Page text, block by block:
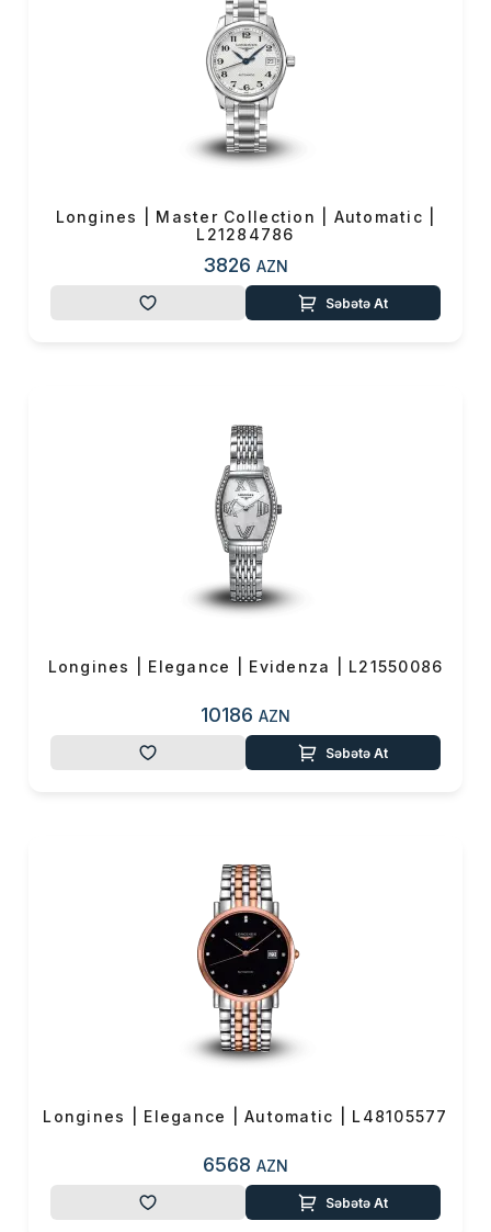
Longines | Master Collection | Automatic |
L21284786
3826 AZN
Səbətə At
Longines | Elegance | Evidenza | L21550086
10186 AZN
Səbətə At
Longines | Elegance | Automatic | L48105577
6568 AZN
Səbətə At